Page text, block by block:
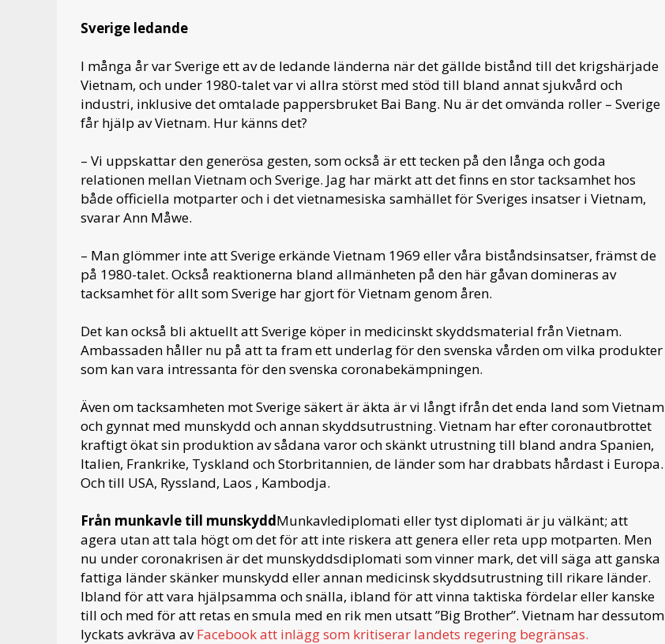
Sverige ledande
I många år var Sverige ett av de ledande länderna när det gällde bistånd till det krigshärjade
Vietnam, och under 1980-talet var vi allra störst med stöd till bland annat sjukvård och
industri, inklusive det omtalade pappersbruket Bai Bang. Nu är det omvända roller – Sverige
får hjälp av Vietnam. Hur känns det?
– Vi uppskattar den generösa gesten, som också är ett tecken på den långa och goda
relationen mellan Vietnam och Sverige. Jag har märkt att det finns en stor tacksamhet hos
både officiella motparter och i det vietnamesiska samhället för Sveriges insatser i Vietnam,
svarar Ann Måwe.
– Man glömmer inte att Sverige erkände Vietnam 1969 eller våra biståndsinsatser, främst de
på 1980-talet. Också reaktionerna bland allmänheten på den här gåvan domineras av
tacksamhet för allt som Sverige har gjort för Vietnam genom åren.
Det kan också bli aktuellt att Sverige köper in medicinskt skyddsmaterial från Vietnam.
Ambassaden håller nu på att ta fram ett underlag för den svenska vården om vilka produkter
som kan vara intressanta för den svenska coronabekämpningen.
Även om tacksamheten mot Sverige säkert är äkta är vi långt ifrån det enda land som Vietnam
och gynnat med munskydd och annan skyddsutrustning. Vietnam har efter coronautbrottet
kraftigt ökat sin produktion av sådana varor och skänkt utrustning till bland andra Spanien,
Italien, Frankrike, Tyskland och Storbritannien, de länder som har drabbats hårdast i Europa.
Och till USA, Ryssland, Laos , Kambodja.
Från munkavle till munskyddMunkavlediplomati eller tyst diplomati är ju välkänt; att
agera utan att tala högt om det för att inte riskera att genera eller reta upp motparten. Men
nu under coronakrisen är det munskyddsdiplomati som vinner mark, det vill säga att ganska
fattiga länder skänker munskydd eller annan medicinsk skyddsutrustning till rikare länder.
Ibland för att vara hjälpsamma och snälla, ibland för att vinna taktiska fördelar eller kanske
till och med för att retas en smula med en rik men utsatt ”Big Brother”. Vietnam har dessutom
lyckats avkräva avFacebook att inlägg som kritiserar landets regering begränsas.